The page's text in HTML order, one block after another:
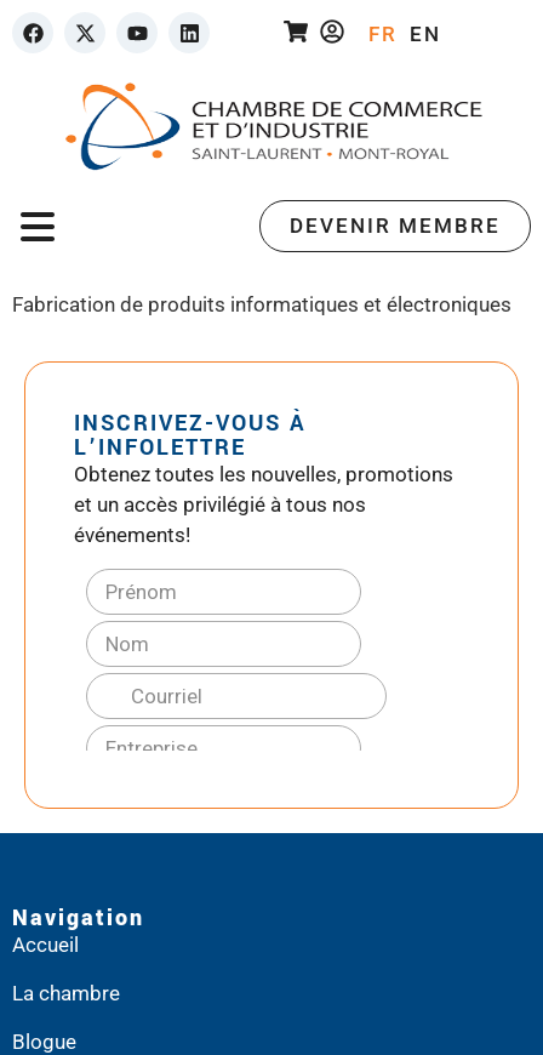
FR EN
DEVENIR MEMBRE
Fabrication de produits informatiques et électroniques
INSCRIVEZ-VOUS À
L’INFOLETTRE
Obtenez toutes les nouvelles, promotions
et un accès privilégié à tous nos
événements!
Navigation
Accueil
La chambre
Blogue